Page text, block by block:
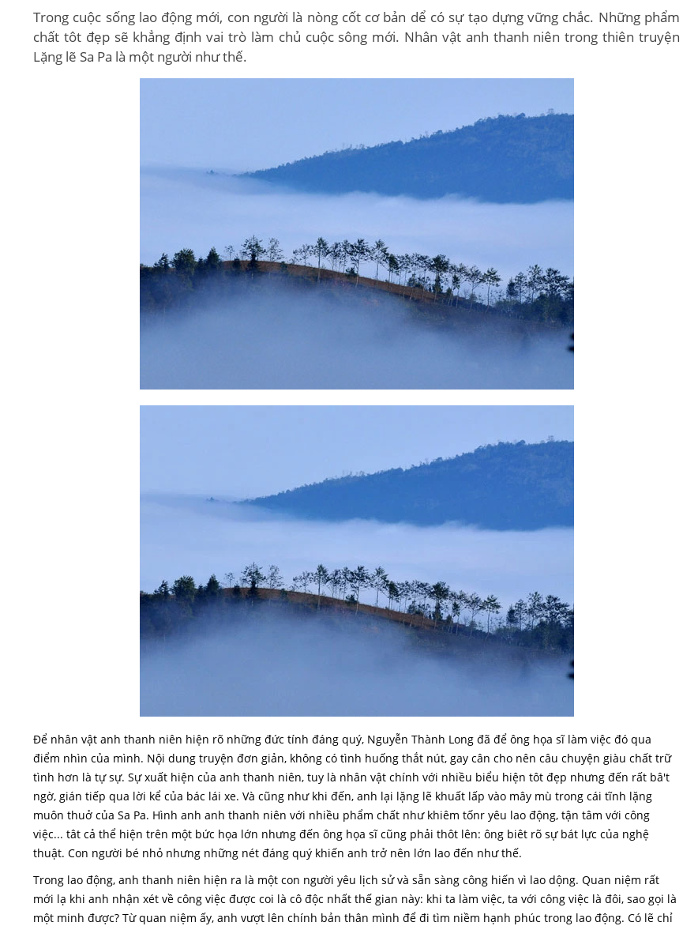
Trong cuộc sống lao động mới, con người là nòng cốt cơ bản dể có sự tạo dựng vững chắc. Những phẩm
chất tôt đẹp sẽ khẳng định vai trò làm chủ cuộc sông mới. Nhân vật anh thanh niên trong thiên truyện
Lặng lẽ Sa Pa là một người như thế.
Để nhân vật anh thanh niên hiện rõ những đức tính đáng quý, Nguyễn Thành Long đã để ông họa sĩ làm việc đó qua
điểm nhìn của mình. Nội dung truyện đơn giản, không có tình huống thắt nút, gay cân cho nên câu chuyện giàu chất trữ
tình hơn là tự sự. Sự xuất hiện của anh thanh niên, tuy là nhân vật chính với nhiều biểu hiện tôt đẹp nhưng đến rất bâ't
ngờ, gián tiếp qua lời kể của bác lái xe. Và cũng như khi đến, anh lại lặng lẽ khuất lấp vào mây mù trong cái tĩnh lặng
muôn thuở của Sa Pa. Hình anh anh thanh niên với nhiều phẩm chất như khiêm tốnr yêu lao động, tận tâm với công
việc... tât cả thể hiện trên một bức họa lớn nhưng đến ông họa sĩ cũng phải thôt lên: ông biêt rõ sự bát lực của nghệ
thuật. Con người bé nhỏ nhưng những nét đáng quý khiến anh trở nên lớn lao đến như thế.
Trong lao động, anh thanh niên hiện ra là một con người yêu lịch sử và sẵn sàng công hiến vì lao dộng. Quan niệm rất
mới lạ khi anh nhận xét về công việc được coi là cô độc nhất thế gian này: khi ta làm việc, ta với công việc là đôi, sao gọi là
một minh được? Từ quan niệm ấy, anh vượt lên chính bản thân mình để đi tìm niềm hạnh phúc trong lao động. Có lẽ chỉ